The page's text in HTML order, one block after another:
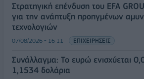
Στρατηγική επένδυση του EFA
για την ανάπτυξη προηγμένων
τεχνολογιών
07/08/2026 - 16:11 ΕΠΙΧΕΙΡΗΣΕΙΣ
Συνάλλαγμα: Το ευρώ ενισχύεται
1,1534 δολάρια